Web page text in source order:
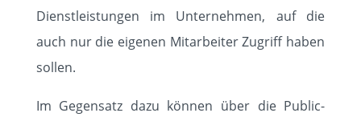
Dienstleistungen im Unternehmen, auf die
auch nur die eigenen Mitarbeiter Zugriff haben
sollen.
Im Gegensatz dazu können über die Public-